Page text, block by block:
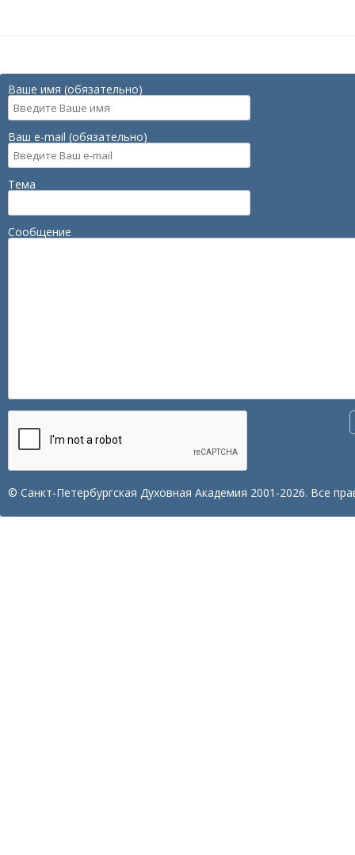
Ваше имя (обязательно)
Ваш e-mail (обязательно)
Тема
Сообщение
© Санкт-Петербургская Духовная Академия 2001-2026. Все